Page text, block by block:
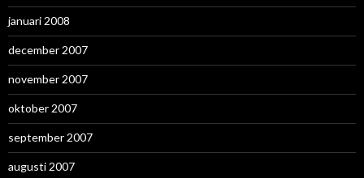
januari 2008
december 2007
november 2007
oktober 2007
september 2007
augusti 2007